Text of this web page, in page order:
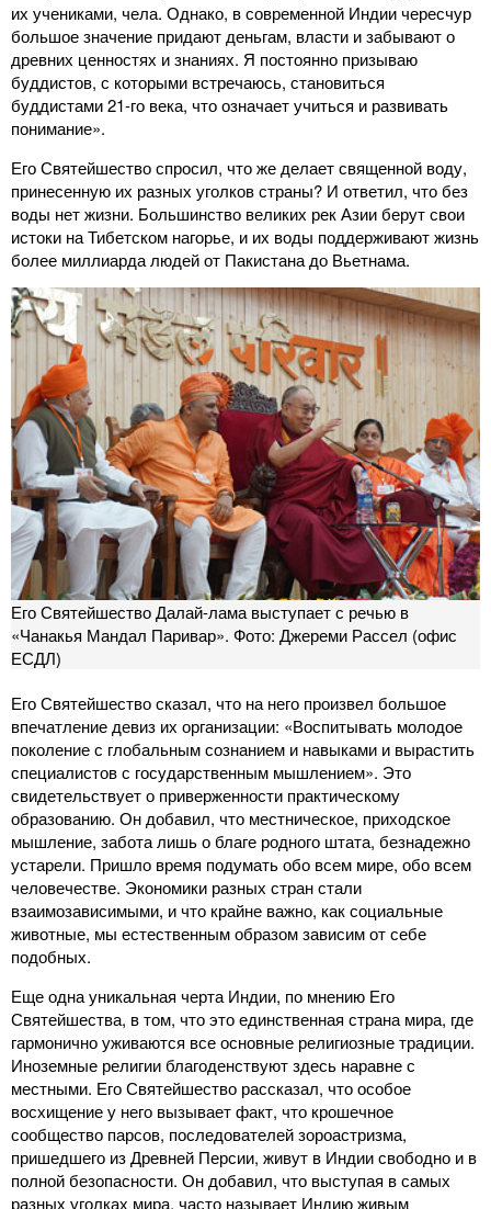
их учениками, чела. Однако, в современной Индии чересчур
большое значение придают деньгам, власти и забывают о
древних ценностях и знаниях. Я постоянно призываю
буддистов, с которыми встречаюсь, становиться
буддистами 21-го века, что означает учиться и развивать
понимание».
Его Святейшество спросил, что же делает священной воду,
принесенную их разных уголков страны? И ответил, что без
воды нет жизни. Большинство великих рек Азии берут свои
истоки на Тибетском нагорье, и их воды поддерживают жизнь
более миллиарда людей от Пакистана до Вьетнама.
Его Святейшество Далай-лама выступает с речью в
«Чанакья Мандал Паривар». Фото: Джереми Рассел (офис
ЕСДЛ)
Его Святейшество сказал, что на него произвел большое
впечатление девиз их организации: «Воспитывать молодое
поколение с глобальным сознанием и навыками и вырастить
специалистов с государственным мышлением». Это
свидетельствует о приверженности практическому
образованию. Он добавил, что местническое, приходское
мышление, забота лишь о благе родного штата, безнадежно
устарели. Пришло время подумать обо всем мире, обо всем
человечестве. Экономики разных стран стали
взаимозависимыми, и что крайне важно, как социальные
животные, мы естественным образом зависим от себе
подобных.
Еще одна уникальная черта Индии, по мнению Его
Святейшества, в том, что это единственная страна мира, где
гармонично уживаются все основные религиозные традиции.
Иноземные религии благоденствуют здесь наравне с
местными. Его Святейшество рассказал, что особое
восхищение у него вызывает факт, что крошечное
сообщество парсов, последователей зороастризма,
пришедшего из Древней Персии, живут в Индии свободно и в
полной безопасности. Он добавил, что выступая в самых
разных уголках мира, часто называет Индию живым